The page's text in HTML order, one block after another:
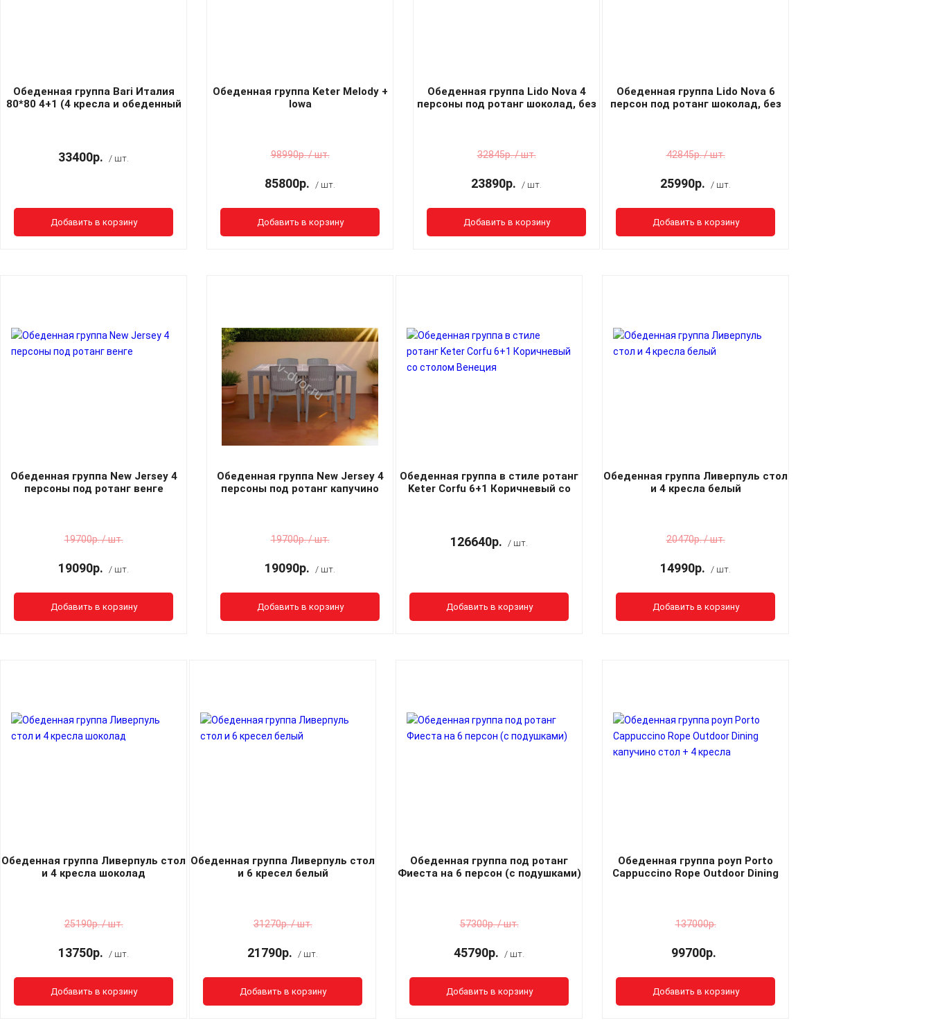
Обеденная группа Bari Италия
80*80 4+1 (4 кресла и обеденный
33400р. / шт.
Добавить в корзину
Обеденная группа Keter Melody +
Iowa
98990р. / шт.
85800р. / шт.
Добавить в корзину
Обеденная группа Lido Nova 4
персоны под ротанг шоколад, без
32845р. / шт.
23890р. / шт.
Добавить в корзину
Обеденная группа Lido Nova 6
персон под ротанг шоколад, без
42845р. / шт.
25990р. / шт.
Добавить в корзину
Обеденная группа New Jersey 4
персоны под ротанг венге
19700р. / шт.
19090р. / шт.
Добавить в корзину
Обеденная группа New Jersey 4
персоны под ротанг капучино
19700р. / шт.
19090р. / шт.
Добавить в корзину
Обеденная группа в стиле ротанг
Keter Corfu 6+1 Коричневый со
126640р. / шт.
Добавить в корзину
Обеденная группа Ливерпуль стол
и 4 кресла белый
20470р. / шт.
14990р. / шт.
Добавить в корзину
Обеденная группа Ливерпуль стол
и 4 кресла шоколад
25190р. / шт.
13750р. / шт.
Добавить в корзину
Обеденная группа Ливерпуль стол
и 6 кресел белый
31270р. / шт.
21790р. / шт.
Добавить в корзину
Обеденная группа под ротанг
Фиеста на 6 персон (с подушками)
57300р. / шт.
45790р. / шт.
Добавить в корзину
Обеденная группа роуп Porto
Cappuccino Rope Outdoor Dining
137000р.
99700р.
Добавить в корзину